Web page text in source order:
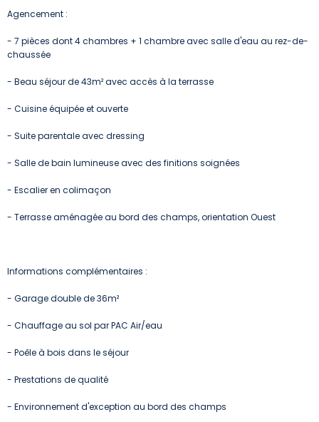
Agencement :
- 7 pièces dont 4 chambres + 1 chambre avec salle d'eau au rez-de-
chaussée
- Beau séjour de 43m² avec accès à la terrasse
- Cuisine équipée et ouverte
- Suite parentale avec dressing
- Salle de bain lumineuse avec des finitions soignées
- Escalier en colimaçon
- Terrasse aménagée au bord des champs, orientation Ouest
Informations complémentaires :
- Garage double de 36m²
- Chauffage au sol par PAC Air/eau
- Poêle à bois dans le séjour
- Prestations de qualité
- Environnement d'exception au bord des champs